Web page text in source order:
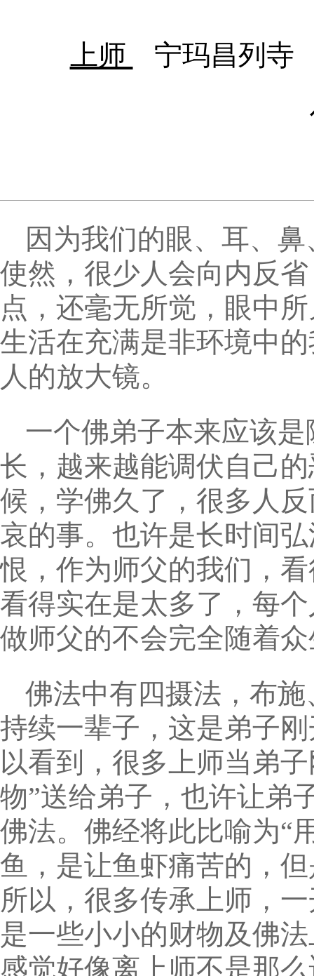
上师
宁玛昌列寺
因为我们的眼、耳、
使然，很少人会向内反
点，还毫无所觉，眼中
生活在充满是非环境中
人的放大镜。
一个佛弟子本来应该
长，越来越能调伏自己
候，学佛久了，很多人
哀的事。也许是长时间
恨，作为师父的我们，
看得实在是太多了，每
做师父的不会完全随着
佛法中有四摄法，布
持续一辈子，这是弟子
以看到，很多上师当弟
物”送给弟子，也许让弟
佛法。佛经将此比喻为“
鱼，是让鱼虾痛苦的，
所以，很多传承上师，
是一些小小的财物及佛
感觉好像离上师不是那